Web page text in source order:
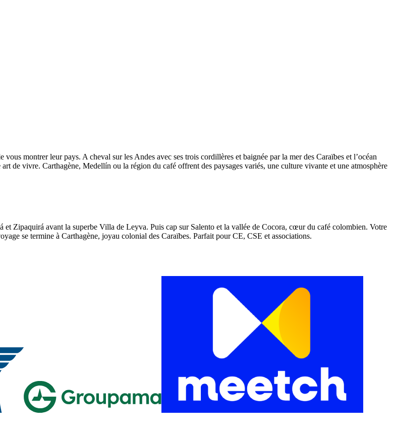
montrer leur pays. A cheval sur les Andes avec ses trois cordillères et baignée par la mer des Caraïbes et l’océan
de vivre. Carthagène, Medellín ou la région du café offrent des paysages variés, une culture vivante et une atmosphère
Zipaquirá avant la superbe Villa de Leyva. Puis cap sur Salento et la vallée de Cocora, cœur du café colombien. Votre
se termine à Carthagène, joyau colonial des Caraïbes. Parfait pour CE, CSE et associations.